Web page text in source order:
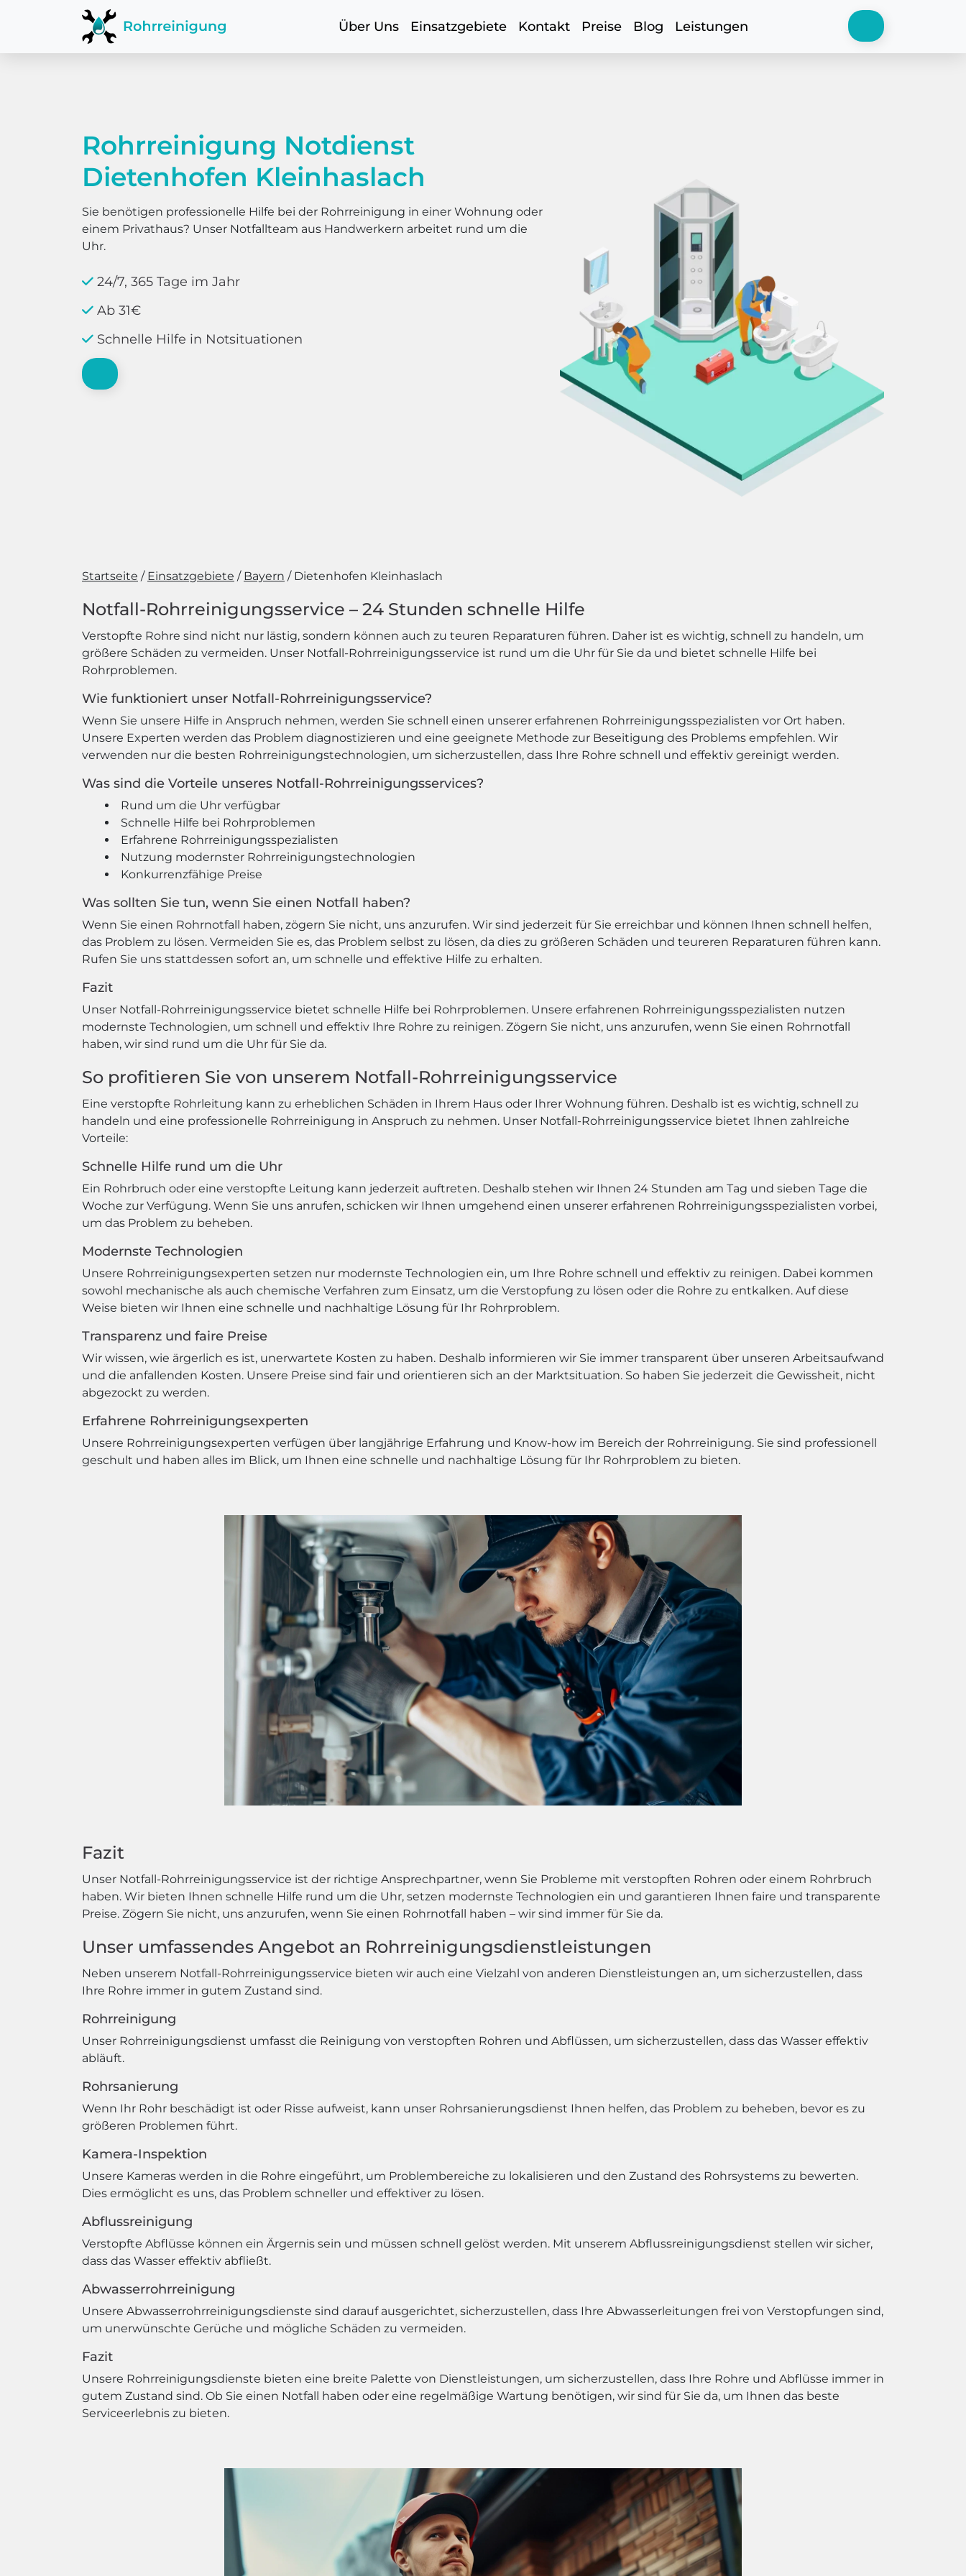
Über Uns Einsatzgebiete Kontakt Preise Blog Leistungen
Rohrreinigung Notdienst
Dietenhofen Kleinhaslach
Sie benötigen professionelle Hilfe bei der Rohrreinigung in einer Wohnung oder
einem Privathaus? Unser Notfallteam aus Handwerkern arbeitet rund um die
Uhr.
24/7, 365 Tage im Jahr
Ab 31€
Schnelle Hilfe in Notsituationen
Startseite Einsatzgebiete Bayern Dietenhofen Kleinhaslach
Notfall-Rohrreinigungsservice – 24 Stunden schnelle Hilfe
Verstopfte Rohre sind nicht nur lästig, sondern können auch zu teuren Reparaturen führen. Daher ist es wichtig, schnell zu handeln, um
größere Schäden zu vermeiden. Unser Notfall-Rohrreinigungsservice ist rund um die Uhr für Sie da und bietet schnelle Hilfe bei
Rohrproblemen.
Wie funktioniert unser Notfall-Rohrreinigungsservice?
Wenn Sie unsere Hilfe in Anspruch nehmen, werden Sie schnell einen unserer erfahrenen Rohrreinigungsspezialisten vor Ort haben.
Unsere Experten werden das Problem diagnostizieren und eine geeignete Methode zur Beseitigung des Problems empfehlen. Wir
verwenden nur die besten Rohrreinigungstechnologien, um sicherzustellen, dass Ihre Rohre schnell und effektiv gereinigt werden.
Was sind die Vorteile unseres Notfall-Rohrreinigungsservices?
Rund um die Uhr verfügbar
Schnelle Hilfe bei Rohrproblemen
Erfahrene Rohrreinigungsspezialisten
Nutzung modernster Rohrreinigungstechnologien
Konkurrenzfähige Preise
Was sollten Sie tun, wenn Sie einen Notfall haben?
Wenn Sie einen Rohrnotfall haben, zögern Sie nicht, uns anzurufen. Wir sind jederzeit für Sie erreichbar und können Ihnen schnell helfen,
das Problem zu lösen. Vermeiden Sie es, das Problem selbst zu lösen, da dies zu größeren Schäden und teureren Reparaturen führen kann.
Rufen Sie uns stattdessen sofort an, um schnelle und effektive Hilfe zu erhalten.
Fazit
Unser Notfall-Rohrreinigungsservice bietet schnelle Hilfe bei Rohrproblemen. Unsere erfahrenen Rohrreinigungsspezialisten nutzen
modernste Technologien, um schnell und effektiv Ihre Rohre zu reinigen. Zögern Sie nicht, uns anzurufen, wenn Sie einen Rohrnotfall
haben, wir sind rund um die Uhr für Sie da.
So profitieren Sie von unserem Notfall-Rohrreinigungsservice
Eine verstopfte Rohrleitung kann zu erheblichen Schäden in Ihrem Haus oder Ihrer Wohnung führen. Deshalb ist es wichtig, schnell zu
handeln und eine professionelle Rohrreinigung in Anspruch zu nehmen. Unser Notfall-Rohrreinigungsservice bietet Ihnen zahlreiche
Vorteile:
Schnelle Hilfe rund um die Uhr
Ein Rohrbruch oder eine verstopfte Leitung kann jederzeit auftreten. Deshalb stehen wir Ihnen 24 Stunden am Tag und sieben Tage die
Woche zur Verfügung. Wenn Sie uns anrufen, schicken wir Ihnen umgehend einen unserer erfahrenen Rohrreinigungsspezialisten vorbei,
um das Problem zu beheben.
Modernste Technologien
Unsere Rohrreinigungsexperten setzen nur modernste Technologien ein, um Ihre Rohre schnell und effektiv zu reinigen. Dabei kommen
sowohl mechanische als auch chemische Verfahren zum Einsatz, um die Verstopfung zu lösen oder die Rohre zu entkalken. Auf diese
Weise bieten wir Ihnen eine schnelle und nachhaltige Lösung für Ihr Rohrproblem.
Transparenz und faire Preise
Wir wissen, wie ärgerlich es ist, unerwartete Kosten zu haben. Deshalb informieren wir Sie immer transparent über unseren Arbeitsaufwand
und die anfallenden Kosten. Unsere Preise sind fair und orientieren sich an der Marktsituation. So haben Sie jederzeit die Gewissheit, nicht
abgezockt zu werden.
Erfahrene Rohrreinigungsexperten
Unsere Rohrreinigungsexperten verfügen über langjährige Erfahrung und Know-how im Bereich der Rohrreinigung. Sie sind professionell
geschult und haben alles im Blick, um Ihnen eine schnelle und nachhaltige Lösung für Ihr Rohrproblem zu bieten.
Fazit
Unser Notfall-Rohrreinigungsservice ist der richtige Ansprechpartner, wenn Sie Probleme mit verstopften Rohren oder einem Rohrbruch
haben. Wir bieten Ihnen schnelle Hilfe rund um die Uhr, setzen modernste Technologien ein und garantieren Ihnen faire und transparente
Preise. Zögern Sie nicht, uns anzurufen, wenn Sie einen Rohrnotfall haben – wir sind immer für Sie da.
Unser umfassendes Angebot an Rohrreinigungsdienstleistungen
Neben unserem Notfall-Rohrreinigungsservice bieten wir auch eine Vielzahl von anderen Dienstleistungen an, um sicherzustellen, dass
Ihre Rohre immer in gutem Zustand sind.
Rohrreinigung
Unser Rohrreinigungsdienst umfasst die Reinigung von verstopften Rohren und Abflüssen, um sicherzustellen, dass das Wasser effektiv
abläuft.
Rohrsanierung
Wenn Ihr Rohr beschädigt ist oder Risse aufweist, kann unser Rohrsanierungsdienst Ihnen helfen, das Problem zu beheben, bevor es zu
größeren Problemen führt.
Kamera-Inspektion
Unsere Kameras werden in die Rohre eingeführt, um Problembereiche zu lokalisieren und den Zustand des Rohrsystems zu bewerten.
Dies ermöglicht es uns, das Problem schneller und effektiver zu lösen.
Abflussreinigung
Verstopfte Abflüsse können ein Ärgernis sein und müssen schnell gelöst werden. Mit unserem Abflussreinigungsdienst stellen wir sicher,
dass das Wasser effektiv abfließt.
Abwasserrohrreinigung
Unsere Abwasserrohrreinigungsdienste sind darauf ausgerichtet, sicherzustellen, dass Ihre Abwasserleitungen frei von Verstopfungen sind,
um unerwünschte Gerüche und mögliche Schäden zu vermeiden.
Fazit
Unsere Rohrreinigungsdienste bieten eine breite Palette von Dienstleistungen, um sicherzustellen, dass Ihre Rohre und Abflüsse immer in
gutem Zustand sind. Ob Sie einen Notfall haben oder eine regelmäßige Wartung benötigen, wir sind für Sie da, um Ihnen das beste
Serviceerlebnis zu bieten.